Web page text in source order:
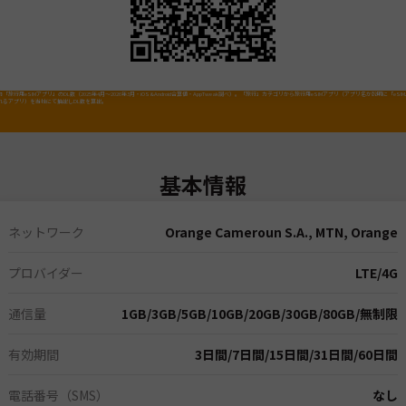
旅行用eSIMアプリ」のDL数（2025年4月～2026年3月・iOS&Android合算値・AppTweak調べ）。「旅行」カテゴリから旅行用eSIMアプリ（アプリ名か説明に「
るアプリ）を当社にて抽出しDL数を算出。
基本情報
ネットワーク Orange Cameroun S.A., MTN, Orange
プロバイダー LTE/4G
通信量 1GB/3GB/5GB/10GB/20GB/30GB/80GB/無制限
有効期間 3日間/7日間/15日間/31日間/60日間
電話番号（SMS） なし